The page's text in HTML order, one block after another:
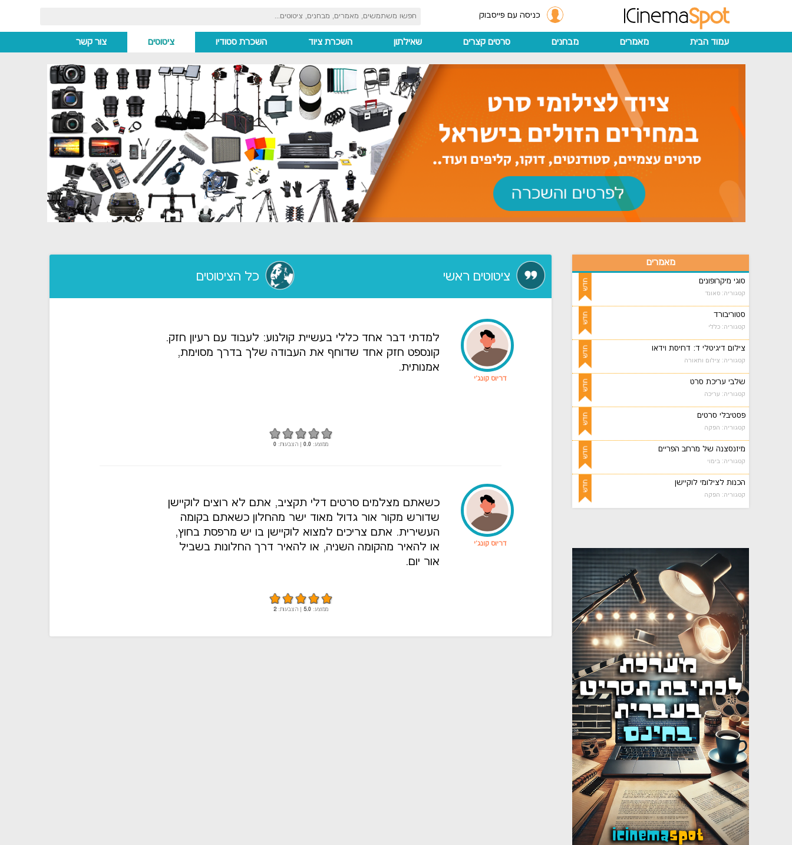
כניסה עם פייסבוק
עמוד הבית מאמרים מבחנים סרטים קצרים שאילתון השכרת ציוד השכרת סטודיו ציטוטים צור קשר
מאמרים
סוגי מיקרופונים
קטגוריה: סאונד
סטוריבורד
קטגוריה: כללי
צילום דיגיטלי ד: דחיסת וידאו
קטגוריה: צילום ותאורה
שלבי עריכת סרט
קטגוריה: עריכה
פסטיבלי סרטים
קטגוריה: הפקה
מיזנסצנה של מרחב הפריים
קטגוריה: בימוי
הכנות לצילומי לוקיישן
קטגוריה: הפקה
ציטוטים ראשי כל הציטוטים
דריוס קונג'י
למדתי דבר אחד כללי בעשיית קולנוע: לעבוד עם רעיון חזק.
קונספט חזק אחד שדוחף את העבודה שלך בדרך מסוימת,
אמנותית.
ממוצע:0.0 | הצבעות:0
דריוס קונג'י
כשאתם מצלמים סרטים דלי תקציב, אתם לא רוצים לוקיישן
שדורש מקור אור גדול מאוד ישר מהחלון כשאתם בקומה
העשירית. אתם צריכים למצוא לוקיישן בו יש מרפסת בחוץ,
או להאיר מהקומה השניה, או להאיר דרך החלונות בשביל
אור יום.
ממוצע:5.0 | הצבעות:2